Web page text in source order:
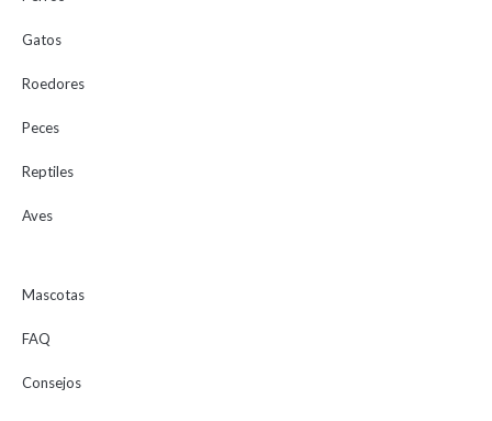
Gatos
Roedores
Peces
Reptiles
Aves
Mascotas
FAQ
Consejos